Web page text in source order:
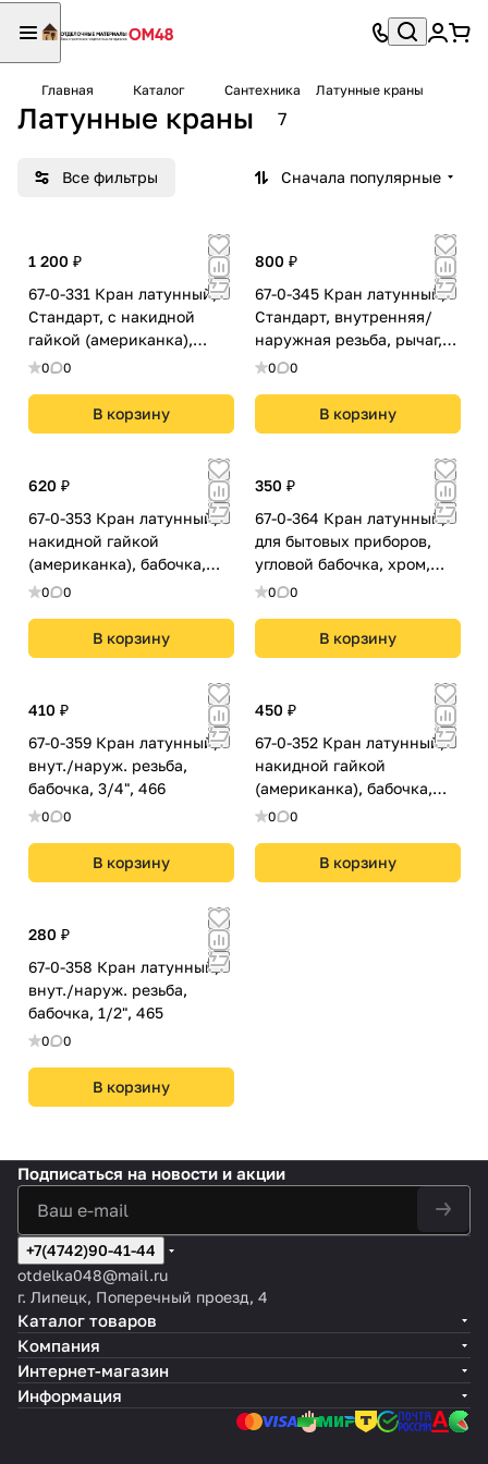
Главная Каталог Сантехника Латунные краны
Латунные краны 7
Все фильтры Сначала популярные
1 200 ₽
67-0-331 Кран латунный,
Стандарт, с накидной
гайкой (американка),
бабочка, 1", CW-AFM-001
0 0
В корзину
800 ₽
67-0-345 Кран латунный,
Стандарт, внутренняя/
наружная резьба, рычаг,
1", CW-FMH-001
0 0
В корзину
620 ₽
67-0-353 Кран латунный, с
накидной гайкой
(американка), бабочка,
3/4", 9595
0 0
В корзину
350 ₽
67-0-364 Кран латунный,
для бытовых приборов,
угловой бабочка, хром,
1/2"х3/4"нар/нар,
0 0
В корзину
410 ₽
67-0-359 Кран латунный,
внут./наруж. резьба,
бабочка, 3/4", 466
0 0
В корзину
450 ₽
67-0-352 Кран латунный, с
накидной гайкой
(американка), бабочка,
1/2", 9594
0 0
В корзину
280 ₽
67-0-358 Кран латунный,
внут./наруж. резьба,
бабочка, 1/2", 465
0 0
В корзину
Подписаться на новости и акции
+7(4742)90-41-44
otdelka048@mail.ru
г. Липецк, Поперечный проезд, 4
Каталог товаров
Компания
Интернет-магазин
Информация